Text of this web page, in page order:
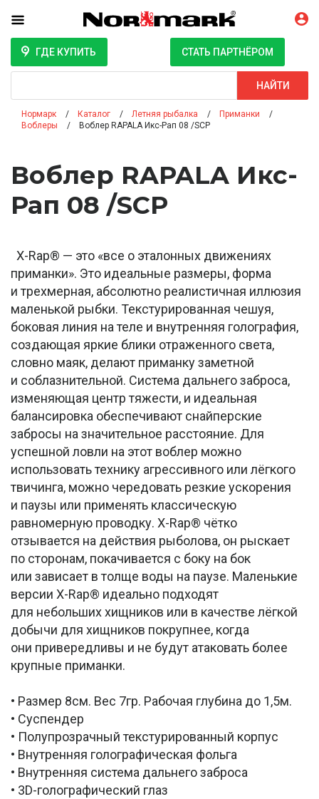
ГДЕ КУПИТЬ СТАТЬ ПАРТНЁРОМ
НАЙТИ
Нормарк Каталог Летняя рыбалка
Приманки
Воблеры
Воблер RAPALA Икс-Рап 08 /SCP
Воблер RAPALA Икс-
Рап 08 /SCP
X-Rap® — это «все о эталонных движениях
приманки». Это идеальные размеры, форма
и трехмерная, абсолютно реалистичная иллюзия
маленькой рыбки. Текстурированная чешуя,
боковая линия на теле и внутренняя голография,
создающая яркие блики отраженного света,
словно маяк, делают приманку заметной
и соблазнительной. Система дальнего заброса,
изменяющая центр тяжести, и идеальная
балансировка обеспечивают снайперские
забросы на значительное расстояние. Для
успешной ловли на этот воблер можно
использовать технику агрессивного или лёгкого
твичинга, можно чередовать резкие ускорения
и паузы или применять классическую
равномерную проводку. X-Rap® чётко
отзывается на действия рыболова, он рыскает
по сторонам, покачивается с боку на бок
или зависает в толще воды на паузе. Маленькие
версии X-Rap® идеально подходят
для небольших хищников или в качестве лёгкой
добычи для хищников покрупнее, когда
они привередливы и не будут атаковать более
крупные приманки.
• Размер 8см. Вес 7гр. Рабочая глубина до 1,5м.
• Суспендер
• Полупрозрачный текстурированный корпус
• Внутренняя голографическая фольга
• Внутренняя система дальнего заброса
• 3D-голографический глаз